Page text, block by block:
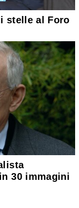
stelle al Foro
30 immagini